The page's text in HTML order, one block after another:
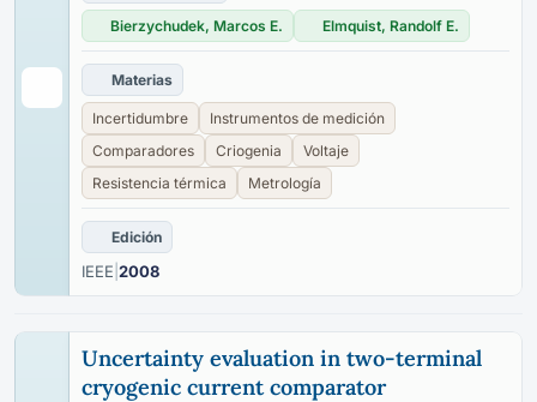
Bierzychudek, Marcos E. Elmquist, Randolf E.
Materias
Incertidumbre
Instrumentos de medición
Comparadores
Criogenia
Voltaje
Resistencia térmica
Metrología
Edición
IEEE 2008
Uncertainty evaluation in two-terminal
cryogenic current comparator